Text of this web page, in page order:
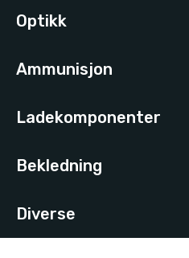
Optikk
Ammunisjon
Ladekomponenter
Bekledning
Diverse